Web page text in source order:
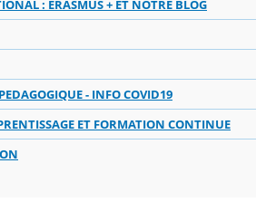
: ERASMUS + ET NOTRE BLOG
- INFO COVID19
ET FORMATION CONTINUE